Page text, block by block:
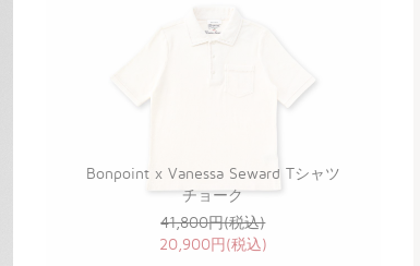
Bonpoint x Vanessa Seward Tシャツ
チョーク
41,800円(税込)
20,900円(税込)